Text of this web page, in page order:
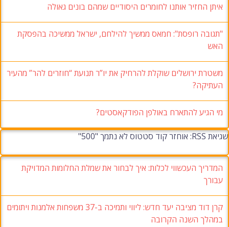
איתן החזיר אותנו לחומרים היסודיים שמהם בונים גאולה
"תגובה רופסת": חמאס ממשיך להילחם, ישראל ממשיכה בהפסקת
האש
משטרת ירושלים שוקלת להרחיק את יו”ר תנועת “חוזרים להר” מהעיר
העתיקה?
מי הגיע להתארח באולפן הפודקאסטים?
שגיאת RSS: אוחזר קוד סטטוס לא נתמך "500"
המדריך העכשווי לכלות: איך לבחור את שמלת החלומות המדויקת
עבורך
קרן דוד מציבה יעד חדש: ליווי ותמיכה ב-37 משפחות אלמנות ויתומים
במהלך השנה הקרובה